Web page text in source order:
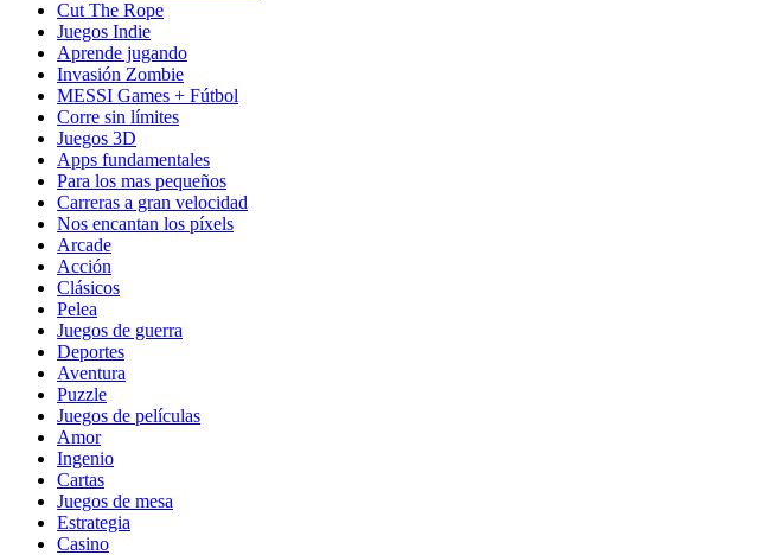
Cut The Rope
Juegos Indie
Aprende jugando
Invasión Zombie
MESSI Games + Fútbol
Corre sin límites
Juegos 3D
Apps fundamentales
Para los mas pequeños
Carreras a gran velocidad
Nos encantan los píxels
Arcade
Acción
Clásicos
Pelea
Juegos de guerra
Deportes
Aventura
Puzzle
Juegos de películas
Amor
Ingenio
Cartas
Juegos de mesa
Estrategia
Casino